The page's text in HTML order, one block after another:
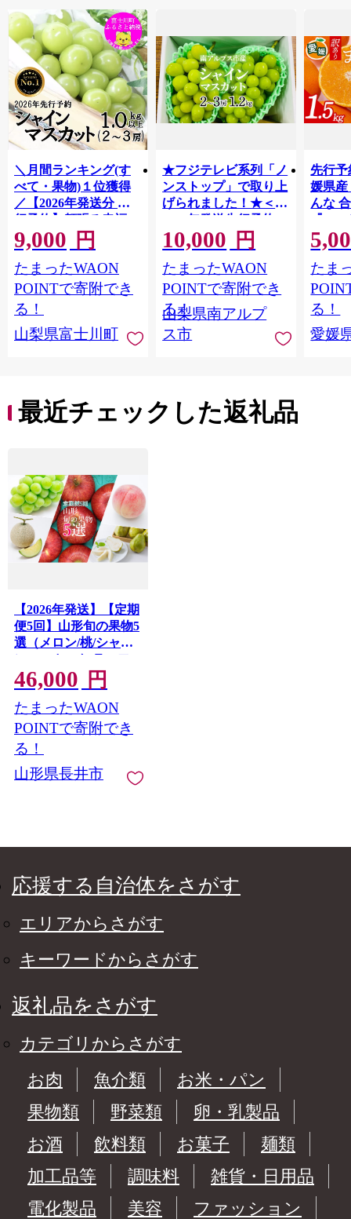
＼月間ランキング(す
べて・果物)１位獲得
／【2026年発送分 先
行予約】頬張る幸福
感 〜緑の宝石・ シ
ャインマスカット 〜
１ｋｇ以上（２〜３
房） フルーツ 山梨県
産 果物 くだもの シャ
イン マスカット ぶど
う ブドウ 葡萄 大粒 種
9,000 円
たまったWAON
POINTで寄附でき
る！
山梨県富士川町
★フジテレビ系列「ノ
ンストップ」で取り上
げられました！★＜
2026年発送先行予約＞
南アルプス市産シャイ
ンマスカット1.2kg以
上（2～3房） クール
便発送 ALPAG007
10,000 円
たまったWAON
POINTで寄附でき
る！
山梨県南アルプ
ス市
先行予
媛県産
んな
『
出荷
ご自宅
マド
あり
ツ 高
産地直
レンジ
たま
る！
愛媛
最近チェックした返礼品
【2026年発送】【定期
便5回】山形旬の果物5
選（メロン/桃/シャイ
ンマスカット/ラ・フ
ランス/りんご）
_H244(R8)
46,000 円
たまったWAON
POINTで寄附でき
る！
山形県長井市
応援する自治体をさがす
エリアからさがす
キーワードからさがす
返礼品をさがす
カテゴリからさがす
お肉
魚介類
お米・パン
果物類
野菜類
卵・乳製品
お酒
飲料類 お菓子
麺類
加工品等
調味料
雑貨・日用品
電化製品
美容
ファッション